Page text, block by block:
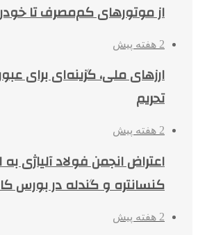
از موتورهای کم‌مصرف تا
2 هفته پیش
ارزهای ملی، گزینه‌ای برای
تحریم
2 هفته پیش
اعتراض انجمن فولاد آلیاژی
کنسانتره و گندله در بورس
2 هفته پیش